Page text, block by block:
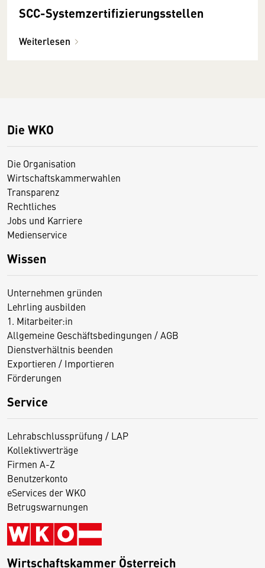
SCC-Systemzertifizierungsstellen
Weiterlesen
Die WKO
Die Organisation
Wirtschaftskammerwahlen
Transparenz
Rechtliches
Jobs und Karriere
Medienservice
Wissen
Unternehmen gründen
Lehrling ausbilden
1. Mitarbeiter:in
Allgemeine Geschäftsbedingungen / AGB
Dienstverhältnis beenden
Exportieren / Importieren
Förderungen
Service
Lehrabschlussprüfung / LAP
Kollektivverträge
Firmen A-Z
Benutzerkonto
eServices der WKO
Betrugswarnungen
Wirtschaftskammer Österreich